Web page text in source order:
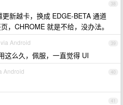
38
新越卡，换成 EDGE-BETA 通道
，CHROME 就是不给，没办法。
39
Android
这么久，佩服，一直觉得 UI
40
Android
41